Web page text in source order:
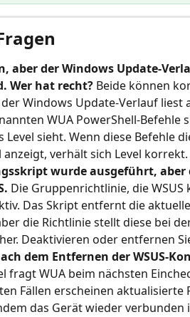
aber der Windows Update-
Wer hat recht? Beide können
Windows Update-Verlauf liest
WUA PowerShell-Befehle
sieht. Wenn diese Befehle
verhält sich Level korrekt.
wurde ausgeführt, aber
Die Gruppenrichtlinie, die
Das Skript entfernt die
die Richtlinie stellt diese bei
Deaktivieren oder entfernen
dem Entfernen der WSUS-
fragt WUA beim nächsten
Fällen erscheinen aktualisierte
das Gerät wieder verbunden